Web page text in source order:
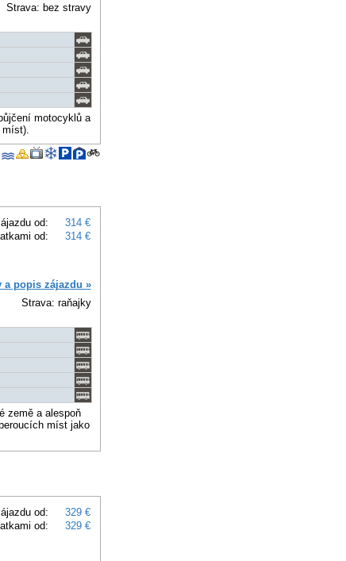
Strava: bez stravy
motocyklů a
míst).
od:
314 €
od:
314 €
popis zájazdu »
Strava: raňajky
země a alespoň
míst jako
od:
329 €
od:
329 €